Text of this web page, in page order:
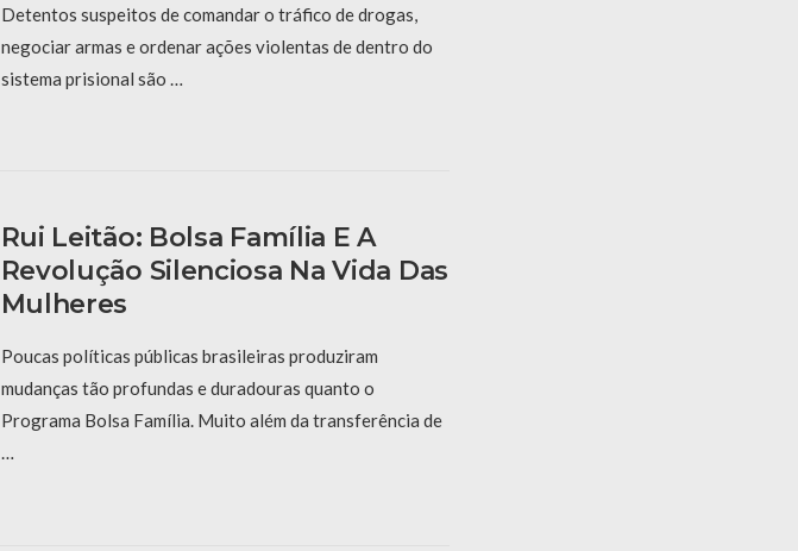
Detentos suspeitos de comandar o tráfico de drogas,
negociar armas e ordenar ações violentas de dentro do
sistema prisional são …
Rui Leitão: Bolsa Família E A
Revolução Silenciosa Na Vida Das
Mulheres
Poucas políticas públicas brasileiras produziram
mudanças tão profundas e duradouras quanto o
Programa Bolsa Família. Muito além da transferência de
…